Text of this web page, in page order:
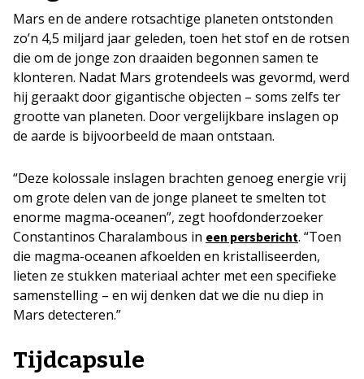
Mars en de andere rotsachtige planeten ontstonden
zo’n 4,5 miljard jaar geleden, toen het stof en de rotsen
die om de jonge zon draaiden begonnen samen te
klonteren. Nadat Mars grotendeels was gevormd, werd
hij geraakt door gigantische objecten – soms zelfs ter
grootte van planeten. Door vergelijkbare inslagen op
de aarde is bijvoorbeeld de maan ontstaan.
“Deze kolossale inslagen brachten genoeg energie vrij
om grote delen van de jonge planeet te smelten tot
enorme magma-oceanen”, zegt hoofdonderzoeker
Constantinos Charalambous in een persbericht. “Toen
die magma-oceanen afkoelden en kristalliseerden,
lieten ze stukken materiaal achter met een specifieke
samenstelling – en wij denken dat we die nu diep in
Mars detecteren.”
Tijdcapsule